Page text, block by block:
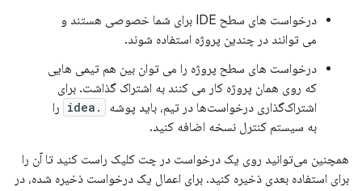
درخواست های سطح IDE برای شما خصوصی هستند و
می توانند در چندین پروژه استفاده شوند.
درخواست های سطح پروژه را می توان بین هم تیمی هایی
که روی همان پروژه کار می کنند به اشتراک گذاشت. برای
اشتراک‌گذاری درخواست‌ها در تیم، باید پوشه
.idea
را
به سیستم کنترل نسخه اضافه کنید.
همچنین می‌توانید روی یک درخواست در چت کلیک راست کنید تا آن را
برای استفاده بعدی ذخیره کنید. برای اعمال یک درخواست ذخیره شده، در